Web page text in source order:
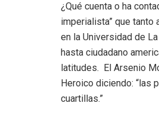
¿Qué cuenta o ha
imperialista” que tanto
en la Universidad de
hasta ciudadano
latitudes. El Arsenio
Heroico diciendo: “las
cuartillas.”